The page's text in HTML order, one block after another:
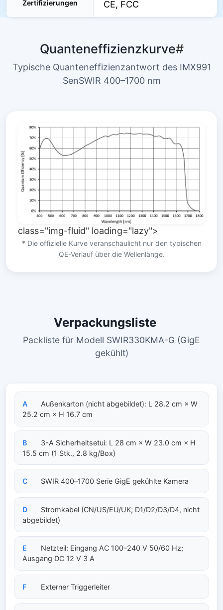
Zertifizierungen CE, FCC
Quanteneffizienzkurve#
Typische Quanteneffizienzantwort des IMX991
SenSWIR 400–1700 nm
class="img-fluid" loading="lazy">
* Die offizielle Kurve veranschaulicht nur den typischen
QE-Verlauf über die Wellenlänge.
Verpackungsliste
Packliste für Modell SWIR330KMA-G (GigE
gekühlt)
A
Außenkarton (nicht abgebildet): L 28.2 cm × W
25.2 cm × H 16.7 cm
B
3-A Sicherheitsetui: L 28 cm × W 23.0 cm × H
15.5 cm (1 Stk., 2.8 kg/Box)
C SWIR 400–1700 Serie GigE gekühlte Kamera
D
Stromkabel (CN/US/EU/UK; D1/D2/D3/D4, nicht
abgebildet)
E
Netzteil: Eingang AC 100–240 V 50/60 Hz;
Ausgang DC 12 V 3 A
F Externer Triggerleiter